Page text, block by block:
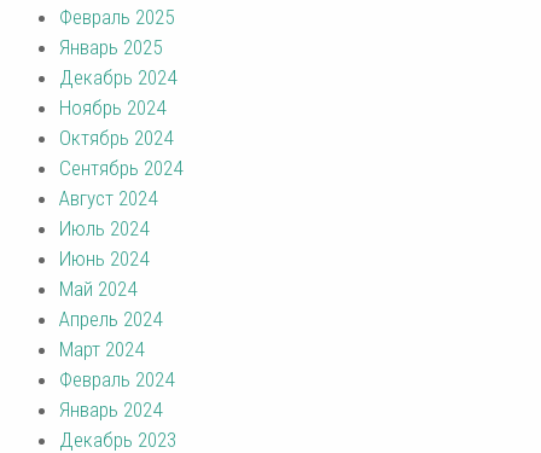
Февраль 2025
Январь 2025
Декабрь 2024
Ноябрь 2024
Октябрь 2024
Сентябрь 2024
Август 2024
Июль 2024
Июнь 2024
Май 2024
Апрель 2024
Март 2024
Февраль 2024
Январь 2024
Декабрь 2023